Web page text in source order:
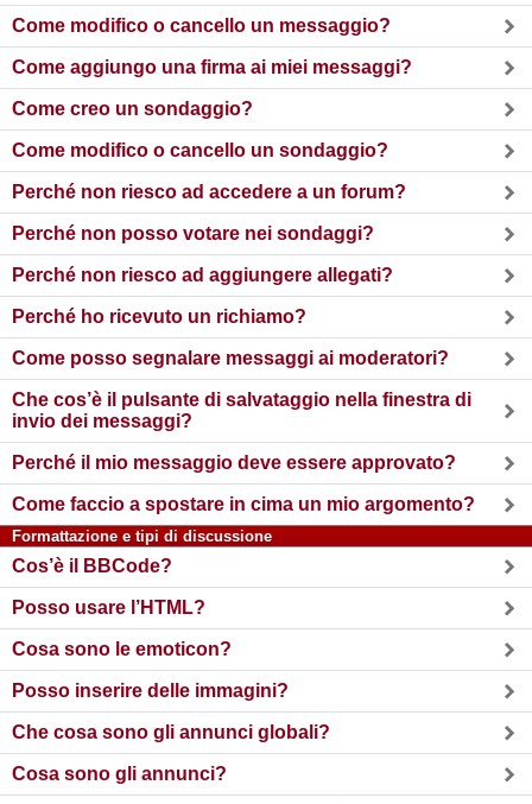
Come modifico o cancello un messaggio?
Come aggiungo una firma ai miei messaggi?
Come creo un sondaggio?
Come modifico o cancello un sondaggio?
Perché non riesco ad accedere a un forum?
Perché non posso votare nei sondaggi?
Perché non riesco ad aggiungere allegati?
Perché ho ricevuto un richiamo?
Come posso segnalare messaggi ai moderatori?
Che cos’è il pulsante di salvataggio nella finestra di
invio dei messaggi?
Perché il mio messaggio deve essere approvato?
Come faccio a spostare in cima un mio argomento?
Formattazione e tipi di discussione
Cos’è il BBCode?
Posso usare l’HTML?
Cosa sono le emoticon?
Posso inserire delle immagini?
Che cosa sono gli annunci globali?
Cosa sono gli annunci?